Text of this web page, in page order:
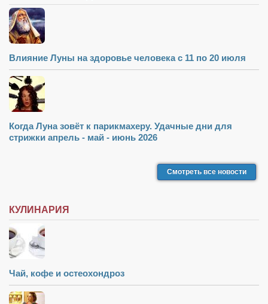
Влияние Луны на здоровье человека с 11 по 20 июля
Когда Луна зовёт к парикмахеру. Удачные дни для
стрижки апрель - май - июнь 2026
Смотреть все новости
КУЛИНАРИЯ
Чай, кофе и остеохондроз